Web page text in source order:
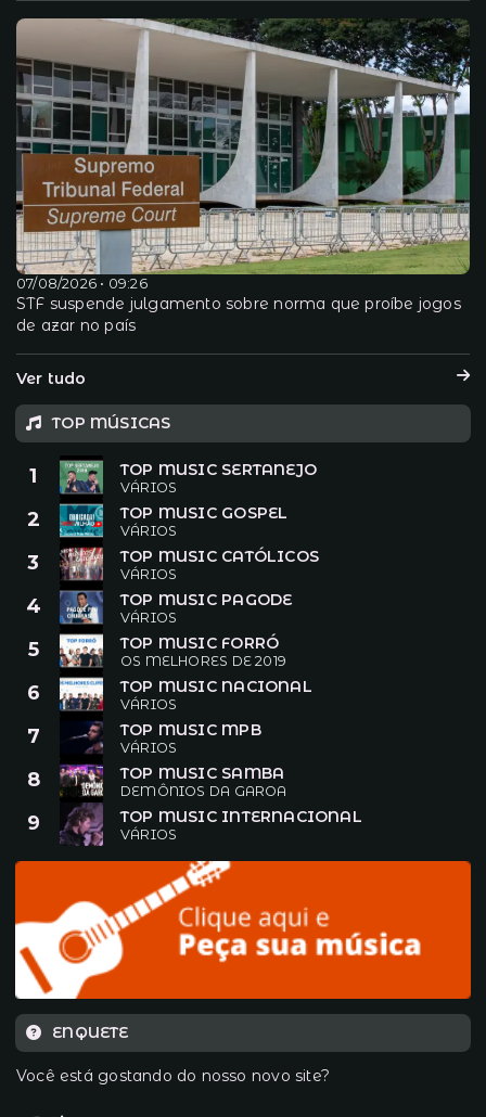
07/08/2026 • 09:26
STF suspende julgamento sobre norma que proíbe jogos
de azar no país
Ver tudo
TOP MÚSICAS
1 TOP MUSIC SERTANEJO
VÁRIOS
2 TOP MUSIC GOSPEL
VÁRIOS
3 TOP MUSIC CATÓLICOS
VÁRIOS
4 TOP MUSIC PAGODE
VÁRIOS
5 TOP MUSIC FORRÓ
OS MELHORES DE 2019
6 TOP MUSIC NACIONAL
VÁRIOS
7 TOP MUSIC MPB
VÁRIOS
8 TOP MUSIC SAMBA
DEMÔNIOS DA GAROA
9 TOP MUSIC INTERNACIONAL
VÁRIOS
ENQUETE
Você está gostando do nosso novo site?